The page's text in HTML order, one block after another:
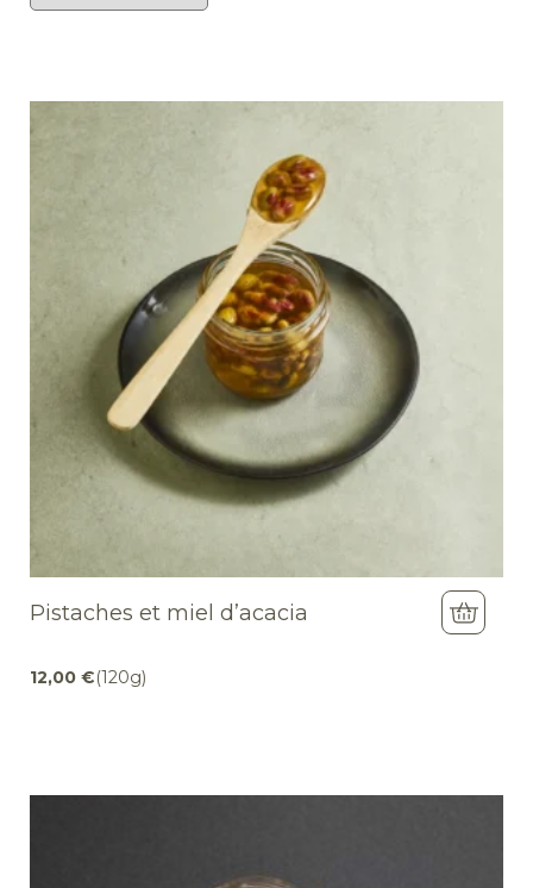
Pistaches et miel d’acacia
12,00 €(120g)